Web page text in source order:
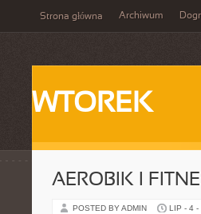
Strona główna Archiwum
WTOREK
AEROBIK I
POSTED BY ADMIN LIP - 4 -